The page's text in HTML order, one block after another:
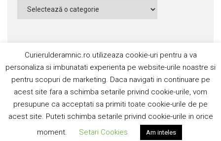
Categorii
©2006-2020 Silviu Popescu. Toate drepturile rezervate. ISSN:
1842-4589
Curierulderamnic.ro utilizeaza cookie-uri pentru a va
personaliza si imbunatati experienta pe website-urile noastre si
pentru scopuri de marketing. Daca navigati in continuare pe
acest site fara a schimba setarile privind cookie-urile, vom
presupune ca acceptati sa primiti toate cookie-urile de pe
acest site. Puteti schimba setarile privind cookie-urile in orice
moment.
Setari Cookies Am inteles